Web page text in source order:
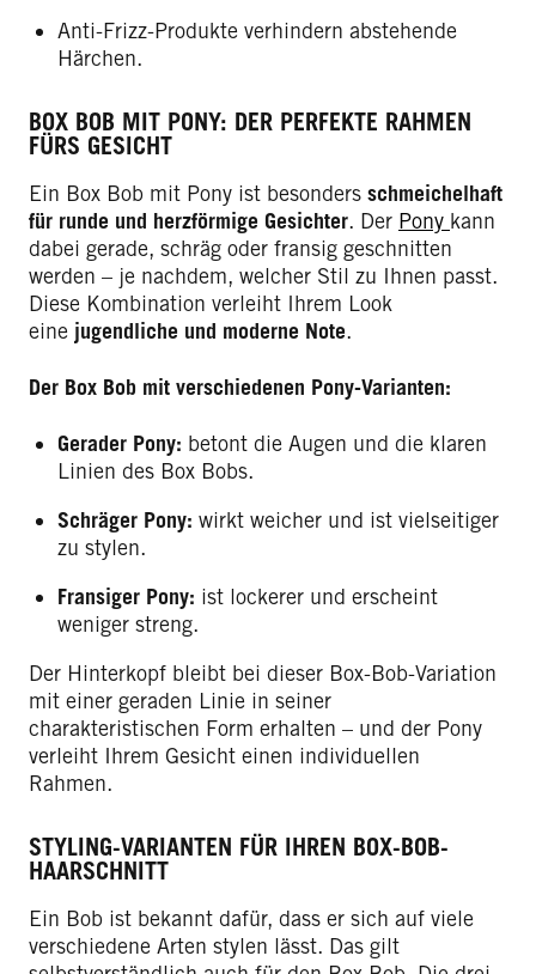
Anti-Frizz-Produkte verhindern abstehende
Härchen.
BOX BOB MIT PONY: DER PERFEKTE RAHMEN
FÜRS GESICHT
Ein Box Bob mit Pony ist besonders schmeichelhaft
für runde und herzförmige Gesichter. Der Pony kann
dabei gerade, schräg oder fransig geschnitten
werden – je nachdem, welcher Stil zu Ihnen passt.
Diese Kombination verleiht Ihrem Look
eine jugendliche und moderne Note.
Der Box Bob mit verschiedenen Pony-Varianten:
Gerader Pony: betont die Augen und die klaren
Linien des Box Bobs.
Schräger Pony: wirkt weicher und ist vielseitiger
zu stylen.
Fransiger Pony: ist lockerer und erscheint
weniger streng.
Der Hinterkopf bleibt bei dieser Box-Bob-Variation
mit einer geraden Linie in seiner
charakteristischen Form erhalten – und der Pony
verleiht Ihrem Gesicht einen individuellen
Rahmen.
STYLING-VARIANTEN FÜR IHREN BOX-BOB-
HAARSCHNITT
Ein Bob ist bekannt dafür, dass er sich auf viele
verschiedene Arten stylen lässt. Das gilt